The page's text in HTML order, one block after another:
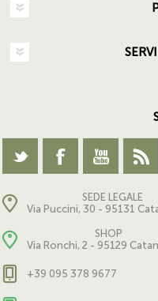
SEDE LEGALE
Via Puccini, 30 - 95131
SHOP
Via Ronchi, 2 - 95129
+39 095 378 9677